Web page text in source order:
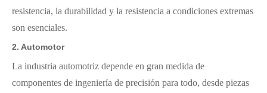
resistencia, la durabilidad y la resistencia a condiciones extremas
son esenciales.
2. Automotor
La industria automotriz depende en gran medida de
componentes de ingeniería de precisión para todo, desde piezas